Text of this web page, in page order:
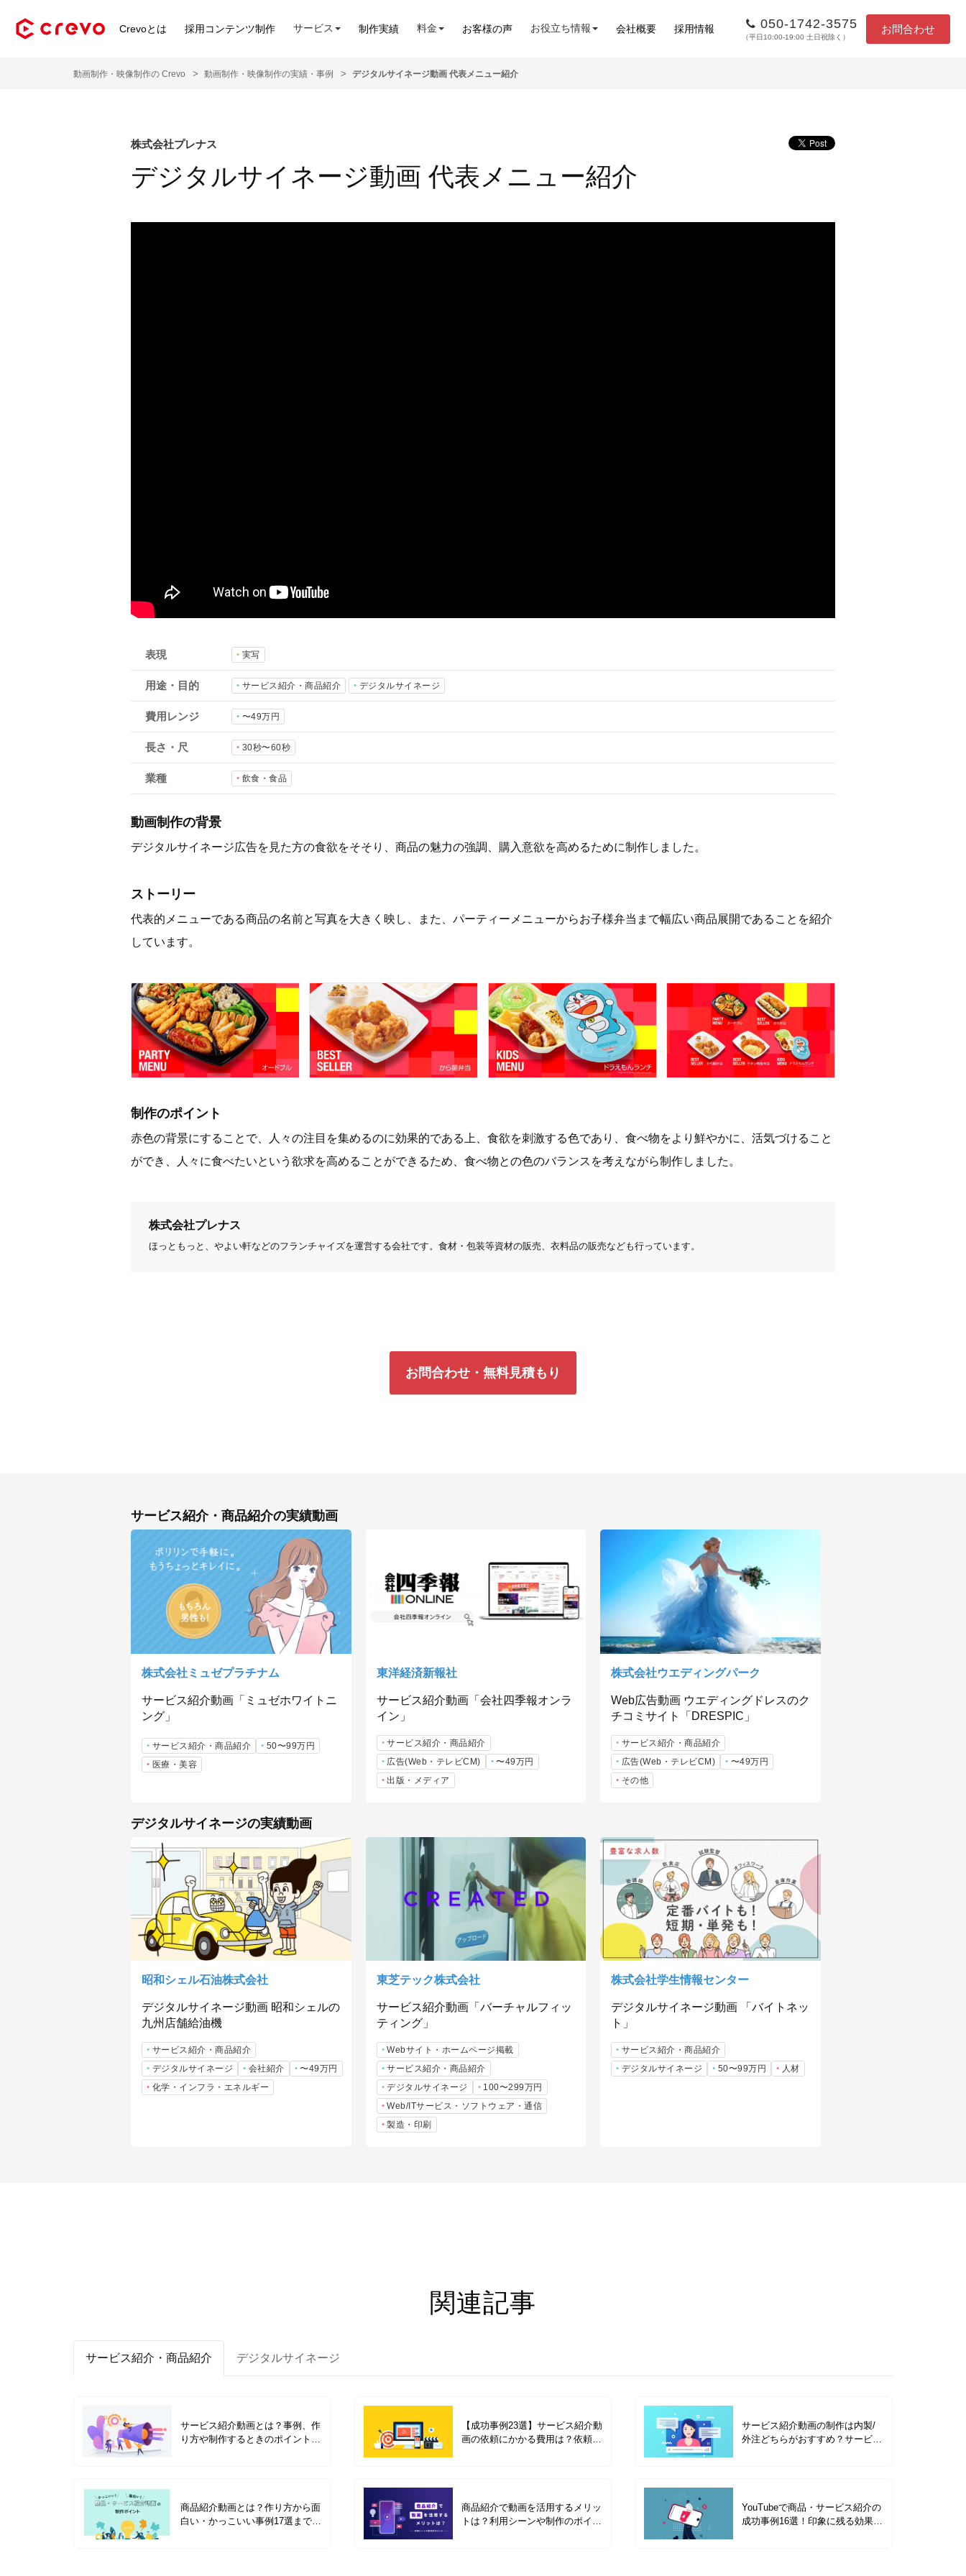
Crevoとは 採用コンテンツ制作 サービス 制作実績 料金 お客様の声 お役立ち情報 会社概要 採用情報 050-1742-3575
（平日10:00-19:00 土日祝除く）
お問合わせ
動画制作・映像制作の Crevo 動画制作・映像制作の実績・事例 デジタルサイネージ動画 代表メニュー紹介
デジタルサイネージ動画 代表メニュー紹介
株式会社プレナス
表現 実写
用途・目的 サービス紹介・商品紹介 デジタルサイネージ
費用レンジ 〜49万円
長さ・尺 30秒〜60秒
業種 飲食・食品
動画制作の背景
デジタルサイネージ広告を見た方の食欲をそそり、商品の魅力の強調、購入意欲を高めるために制作しました。
ストーリー
代表的メニューである商品の名前と写真を大きく映し、また、パーティーメニューからお子様弁当まで幅広い商品展開であることを紹介
しています。
制作のポイント
赤色の背景にすることで、人々の注目を集めるのに効果的である上、食欲を刺激する色であり、食べ物をより鮮やかに、活気づけること
ができ、人々に食べたいという欲求を高めることができるため、食べ物との色のバランスを考えながら制作しました。
株式会社プレナス
ほっともっと、やよい軒などのフランチャイズを運営する会社です。食材・包装等資材の販売、衣料品の販売なども行っています。
お問合わせ・無料見積もり
サービス紹介・商品紹介の実績動画
株式会社ミュゼプラチナム
サービス紹介動画「ミュゼホワイトニ
ング」
サービス紹介・商品紹介
50〜99万円
医療・美容
東洋経済新報社
サービス紹介動画「会社四季報オンラ
イン」
サービス紹介・商品紹介
広告(Web・テレビCM)
〜49万円
出版・メディア
株式会社ウエディングパーク
Web広告動画 ウエディングドレスのク
チコミサイト「DRESPIC」
サービス紹介・商品紹介
広告(Web・テレビCM)
〜49万円
その他
デジタルサイネージの実績動画
昭和シェル石油株式会社
デジタルサイネージ動画 昭和シェルの
九州店舗給油機
サービス紹介・商品紹介
デジタルサイネージ
会社紹介
〜49万円
化学・インフラ・エネルギー
東芝テック株式会社
サービス紹介動画「バーチャルフィッ
ティング」
Webサイト・ホームページ掲載
サービス紹介・商品紹介
デジタルサイネージ
100〜299万円
Web/ITサービス・ソフトウェア・通信
製造・印刷
株式会社学生情報センター
デジタルサイネージ動画 「バイトネッ
ト」
サービス紹介・商品紹介
デジタルサイネージ
50〜99万円 人材
関連記事
サービス紹介・商品紹介 デジタルサイネージ
サービス紹介動画とは？事例、作
り方や制作するときのポイントを
【成功事例23選】サービス紹介動
画の依頼にかかる費用は？依頼前
サービス紹介動画の制作は内製/
外注どちらがおすすめ？サービス
商品紹介動画とは？作り方から面
白い・かっこいい事例17選まで紹
商品紹介で動画を活用するメリッ
トは？利用シーンや制作のポイン
YouTubeで商品・サービス紹介の
成功事例16選！印象に残る効果的